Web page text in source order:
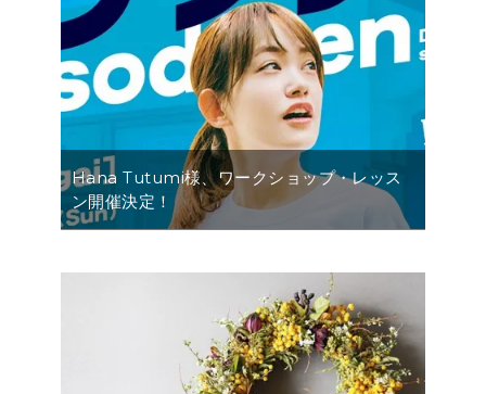
Hana Tutumi様、ワークショップ・レッス
ン開催決定！